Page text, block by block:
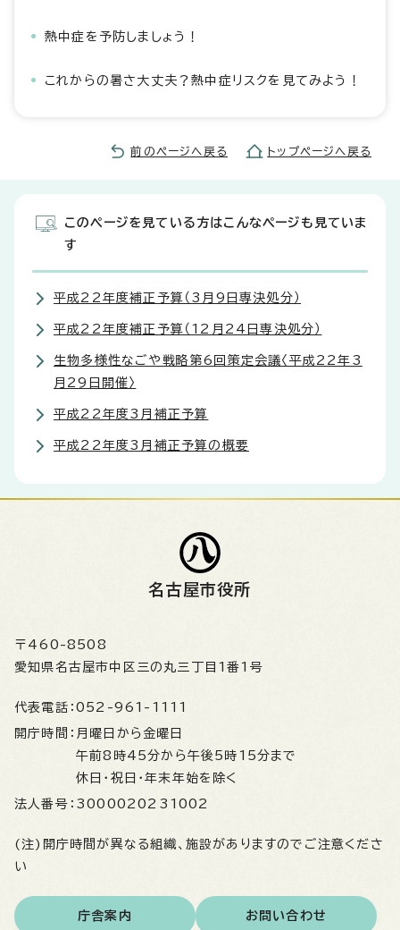
熱中症を予防しましょう！
これからの暑さ大丈夫？熱中症リスクを見てみよう！
前のページへ戻る トップページへ戻る
このページを見ている方はこんなページも見ていま
す
平成22年度補正予算（3月9日専決処分）
平成22年度補正予算（12月24日専決処分）
生物多様性なごや戦略第6回策定会議〈平成22年3
月29日開催〉
平成22年度3月補正予算
平成22年度3月補正予算の概要
名古屋市役所
〒460-8508
愛知県名古屋市中区三の丸三丁目1番1号
代表電話： 052-961-1111
開庁時間： 月曜日から金曜日
午前8時45分から午後5時15分まで
休日・祝日・年末年始を除く
法人番号： 3000020231002
(注)開庁時間が異なる組織、施設がありますのでご注意くださ
い
庁舎案内 お問い合わせ